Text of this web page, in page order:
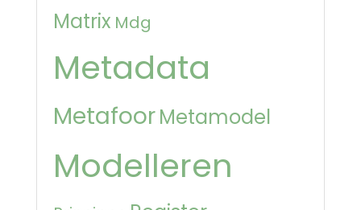
Matrix Mdg
Metadata
MetafoorMetamodel
Modelleren